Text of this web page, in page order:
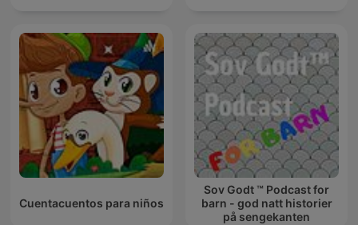
Cuentacuentos para niños
Sov Godt ™ Podcast for
barn - god natt historier
på sengekanten